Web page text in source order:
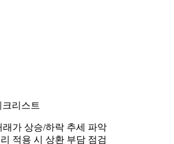
크리스트
래가 상승/하락 추세 파악
적용 시 상환 부담 점검